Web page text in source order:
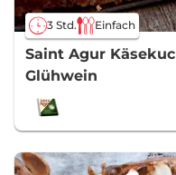
3 Std. Einfach
Saint Agur
Glühwein